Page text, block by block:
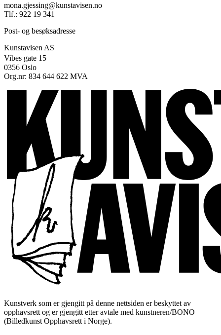
mona.gjessing@kunstavisen.no
Tlf.: 922 19 341
Post- og besøksadresse
Kunstavisen AS
Vibes gate 15
0356 Oslo
Org.nr: 834 644 622 MVA
Kunstverk som er gjengitt på denne nettsiden er beskyttet av
opphavsrett og er gjengitt etter avtale med kunstneren/BONO
(Billedkunst Opphavsrett i Norge).